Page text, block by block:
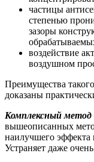
частицы
степенью
зазоры
воздействие
воздушном
Преимущества
доказаны
Комплексный метод
вышеописанных
наилучшего
Устраняет даже